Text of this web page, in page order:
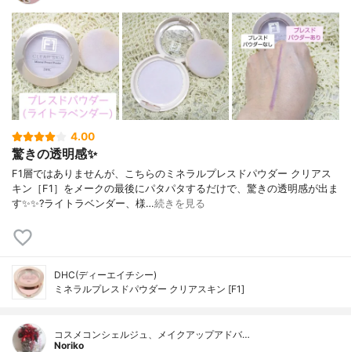
4.00
驚きの透明感✨
F1層ではありませんが、こちらのミネラルプレスドパウダー クリアス
キン［F1］をメークの最後にパタパタするだけで、驚きの透明感が出ま
す✨✨?ライトラベンダー、様…続きを見る
DHC(ディーエイチシー)
ミネラルプレスドパウダー クリアスキン [F1]
コスメコンシェルジュ、メイクアップアドバ…
Noriko